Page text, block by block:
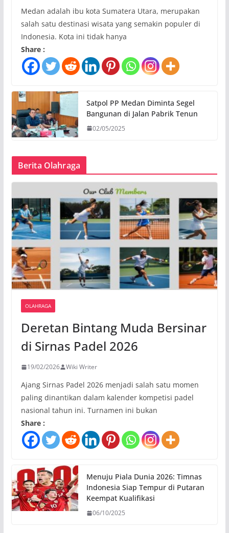
Medan adalah ibu kota Sumatera Utara, merupakan
salah satu destinasi wisata yang semakin populer di
Indonesia. Kota ini tidak hanya
Share :
Satpol PP Medan Diminta Segel
Bangunan di Jalan Pabrik Tenun
02/05/2025
Berita Olahraga
OLAHRAGA
Deretan Bintang Muda Bersinar
di Sirnas Padel 2026
19/02/2026 Wiki Writer
Ajang Sirnas Padel 2026 menjadi salah satu momen
paling dinantikan dalam kalender kompetisi padel
nasional tahun ini. Turnamen ini bukan
Share :
Menuju Piala Dunia 2026: Timnas
Indonesia Siap Tempur di Putaran
Keempat Kualifikasi
06/10/2025